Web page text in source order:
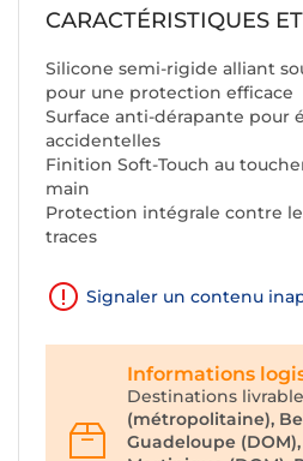
CARACTÉRISTIQUES
Silicone semi-rigide alliant
pour une protection efficace
Surface anti-dérapante pour
accidentelles
Finition Soft-Touch au
main
Protection intégrale contre
traces
Signaler un contenu
Informations
Destinations
(métropolitaine),
Guadeloupe